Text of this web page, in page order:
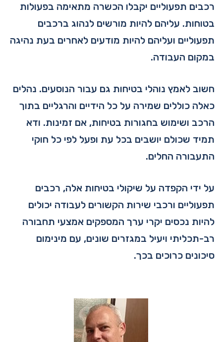
רכבים תפעוליים יקבלו הכשרה מתאימה בפעולות
בטוחות. עליהם להיות מורשים לנהוג ברכבים
תפעוליים ועליהם להיות מודעים לאחרים בעת נהיגה
במקום העבודה.
חשוב לאמץ נוהלי בטיחות גם עבור הנוסעים. נהלים
כאלה כוללים שמירה על כל הידיים והרגליים בתוך
הרכב ושימוש בחגורות בטיחות, אם זמינות. ודא
תמיד שכולם יושבים בכל עת ופעל לפי כל חוקי
התעבורה החלים.
על ידי הקפדה על שיקולי בטיחות אלה, רכבים
תפעוליים ורכבי שירות הקשורים לעבודה יכולים
להיות נכסים יקרי ערך המספקים אמצעי תחבורה
רב-תכליתי ויעיל במגזרים שונים, עם מינימום
סיכונים כרוכים בכך.